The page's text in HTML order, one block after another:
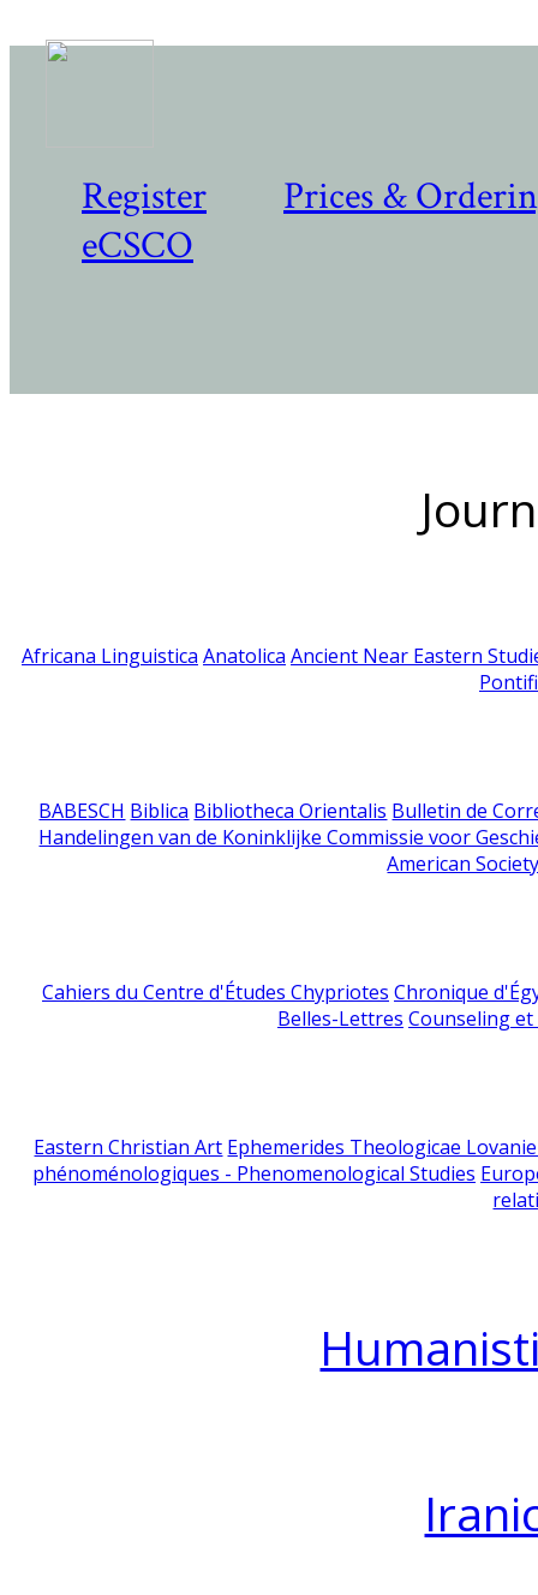
Register
Prices &
eCSCO
Africana Linguistica Anatolica Ancient Near Eastern
BABESCH Biblica Bibliotheca Orientalis Bulletin de
Handelingen van de Koninklijke Commissie voor
American
Cahiers du Centre d'Études Chypriotes Chronique
Belles-Lettres Counseling
Eastern Christian Art Ephemerides Theologicae
phénoménologiques - Phenomenological Studies